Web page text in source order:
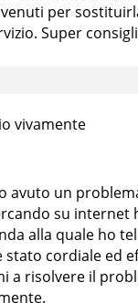
per
Super
vivamente
avuto un
su internet
alla quale ho
stato cordiale ed
a risolvere il